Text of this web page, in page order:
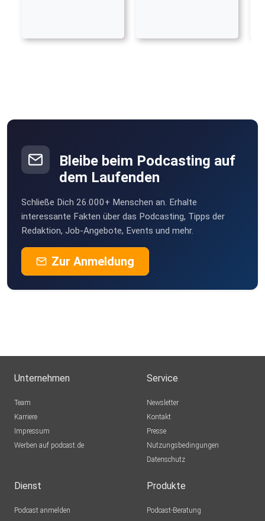
Bleibe beim Podcasting auf
dem Laufenden
Schließe Dich 26.000+ Menschen an. Erhalte
interessante Fakten über das Podcasting, Tipps der
Redaktion, Job-Angebote, Events und mehr.
Zur Anmeldung
Unternehmen
Team
Karriere
Impressum
Werben auf podcast.de
Service
Newsletter
Kontakt
Presse
Nutzungsbedingungen
Datenschutz
Dienst
Podcast anmelden
Produkte
Podcast-Beratung